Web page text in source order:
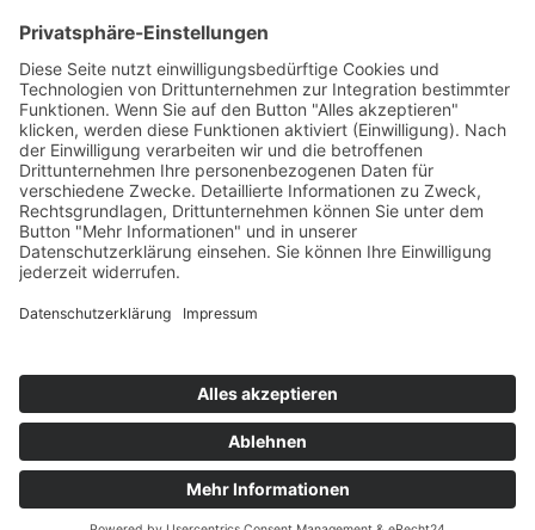
Krieger-Performance
Binnerheide 10
58239 Schwerte
Öffnungszeiten
MO - FR 10:00 Uhr – 18:00 Uhr
SA - 10:00 Uhr – 13:00 Uhr
2009 - 2022 krieger-chiptuning.com |Impressum|
Datenschutzerklärung|Kontakt